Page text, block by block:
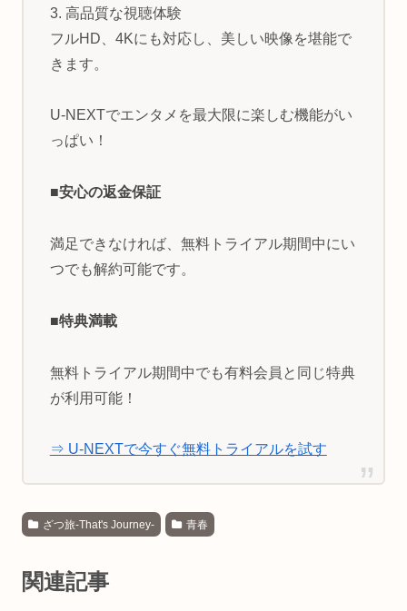
3. 高品質な視聴体験
フルHD、4Kにも対応し、美しい映像を堪能で
きます。
U-NEXTでエンタメを最大限に楽しむ機能がい
っぱい！
■安心の返金保証
満足できなければ、無料トライアル期間中にい
つでも解約可能です。
■特典満載
無料トライアル期間中でも有料会員と同じ特典
が利用可能！
⇒ U-NEXTで今すぐ無料トライアルを試す
ざつ旅-That's Journey- 青春
関連記事